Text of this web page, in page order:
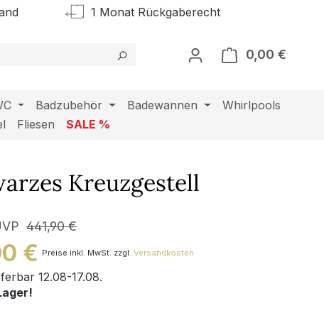
1 Monat Rückgaberecht
0,00 €
Badzubehör Badewannen
Whirlpools
Fliesen
SALE %
Kreuzgestell
441,90 €
€ Preise inkl. MwSt. zzgl. Versandkosten
12.08-17.08.